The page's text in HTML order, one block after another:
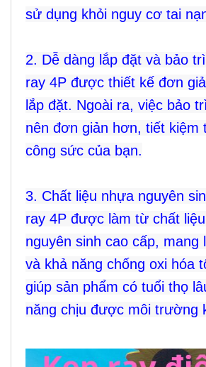
sử dụng khỏi nguy cơ tai
2. Dễ dàng lắp đặt và bảo
ray 4P được thiết kế đơn
lắp đặt. Ngoài ra, việc bảo
nên đơn giản hơn, tiết kiệm
công sức của bạn.
3. Chất liệu nhựa nguyên
ray 4P được làm từ chất
nguyên sinh cao cấp, mang
và khả năng chống oxi hóa
giúp sản phẩm có tuổi thọ
năng chịu được môi trường